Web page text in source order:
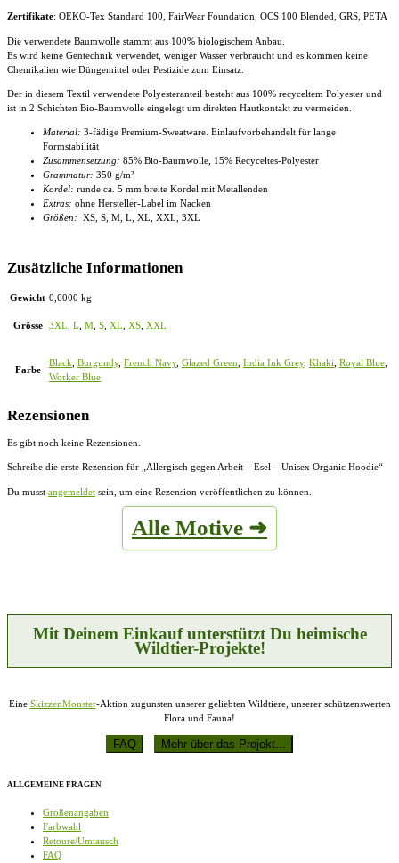
Zertifikate: OEKO-Tex Standard 100, FairWear Foundation, OCS 100 Blended, GRS, PETA
Die verwendete Baumwolle stammt aus 100% biologischem Anbau.
Es wird keine Gentechnik verwendet, weniger Wasser verbraucht und es kommen keine
Chemikalien wie Düngemittel oder Pestizide zum Einsatz.
Der in diesem Textil verwendete Polyesteranteil besteht aus 100% recyceltem Polyester und
ist in 2 Schichten Bio-Baumwolle eingelegt um direkten Hautkontakt zu vermeiden.
Material: 3-fädige Premium-Sweatware. Einlaufvorbehandelt für lange
Formstabilität
Zusammensetzung: 85% Bio-Baumwolle, 15% Recyceltes-Polyester
Grammatur: 350 g/m²
Kordel: runde ca. 5 mm breite Kordel mit Metallenden
Extras: ohne Hersteller-Label im Nacken
Größen: XS, S, M, L, XL, XXL, 3XL
Zusätzliche Informationen
Gewicht 0,6000 kg
Grösse 3XL L M S XL XS XXL
Farbe
Black Burgundy, French Navy, Glazed Green India Ink Grey, Khaki Royal Blue
Worker Blue
Rezensionen
Es gibt noch keine Rezensionen.
Schreibe die erste Rezension für „Allergisch gegen Arbeit – Esel – Unisex Organic Hoodie“
Du musst angemeldet sein, um eine Rezension veröffentlichen zu können.
Alle Motive ➜
Mit Deinem Einkauf unterstützt Du heimische
Wildtier-Projekte!
Eine SkizzenMonster-Aktion zugunsten unserer geliebten Wildtiere, unserer schützenswerten
Flora und Fauna!
ALLGEMEINE FRAGEN
Größenangaben
Farbwahl
Retoure/Umtausch
FAQ